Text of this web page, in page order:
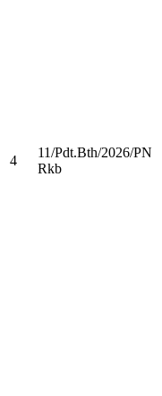
4
11/Pdt.Bth/2026/PN
Rkb